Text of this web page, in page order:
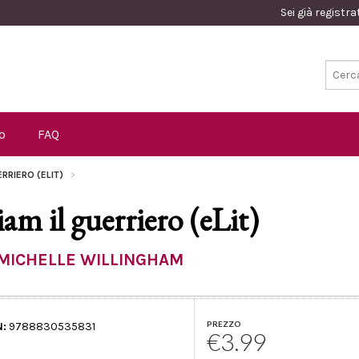
Sei già
FAQ
(ELIT)
il guerriero (eLit)
WILLINGHAM
9788830535831 PREZZO
€3.99